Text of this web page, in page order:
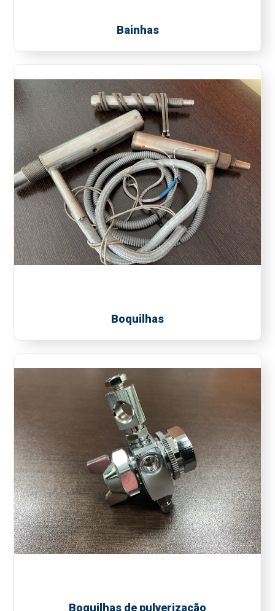
Bainhas
Boquilhas
Boquilhas de pulverização